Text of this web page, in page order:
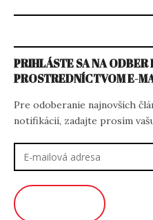
PRIHLÁSTE SA NA ODBER
PROSTREDNÍCTVOM E-
Pre odoberanie najnovších
notifikácií, zadajte prosím
adresa